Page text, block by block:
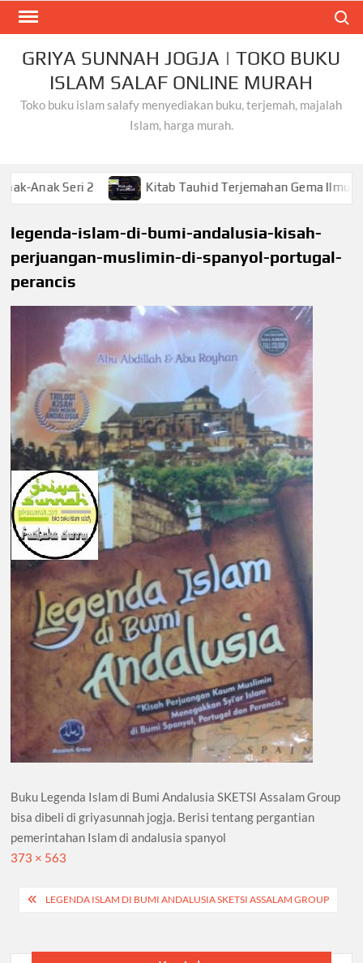
Skip
contentGRIYA SUNNAH JOGJA | TOKO BUKU
ISLAM SALAF ONLINE MURAH
Toko buku islam salafy menyediakan buku, terjemah, majalah
Islam, harga murah.
Seri 2 Kitab Tauhid Terjemahan Gema Ilmu
legenda-islam-di-bumi-andalusia-kisah-
perjuangan-muslimin-di-spanyol-portugal-
perancis
Buku Legenda Islam di Bumi Andalusia SKETSI Assalam Group
bisa dibeli di griyasunnah jogja. Berisi tentang pergantian
pemerintahan Islam di andalusia spanyol
Full
373 × 563
Navigasi
LEGENDA ISLAM DI BUMI ANDALUSIA SKETSI ASSALAM GROUP